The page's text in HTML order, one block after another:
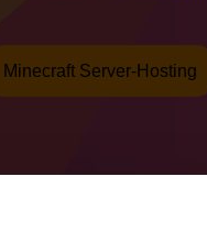
Minecraft Server-Hosting